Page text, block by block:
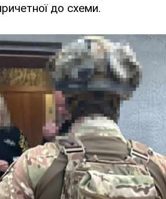
до схеми.